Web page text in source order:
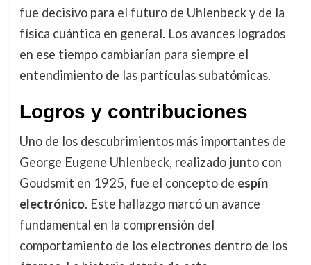
fue decisivo para el futuro de Uhlenbeck y de la
física cuántica en general. Los avances logrados
en ese tiempo cambiarían para siempre el
entendimiento de las partículas subatómicas.
Logros y contribuciones
Uno de los descubrimientos más importantes de
George Eugene Uhlenbeck, realizado junto con
Goudsmit en 1925, fue el concepto de espín
electrónico. Este hallazgo marcó un avance
fundamental en la comprensión del
comportamiento de los electrones dentro de los